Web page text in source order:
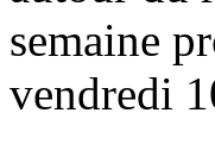
semaine
vendredi